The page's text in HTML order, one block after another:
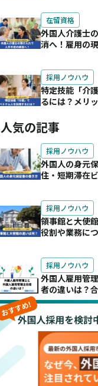
在留資格
外国人介護士
消へ！雇用の
採用ノウハウ
特定技能「介
るには？メリ
人気の記事
採用ノウハウ
外国人の身元
住・短期滞在
採用ノウハウ
領事館と大使
役割や業務に
採用ノウハウ
外国人雇用管
者の違いは？